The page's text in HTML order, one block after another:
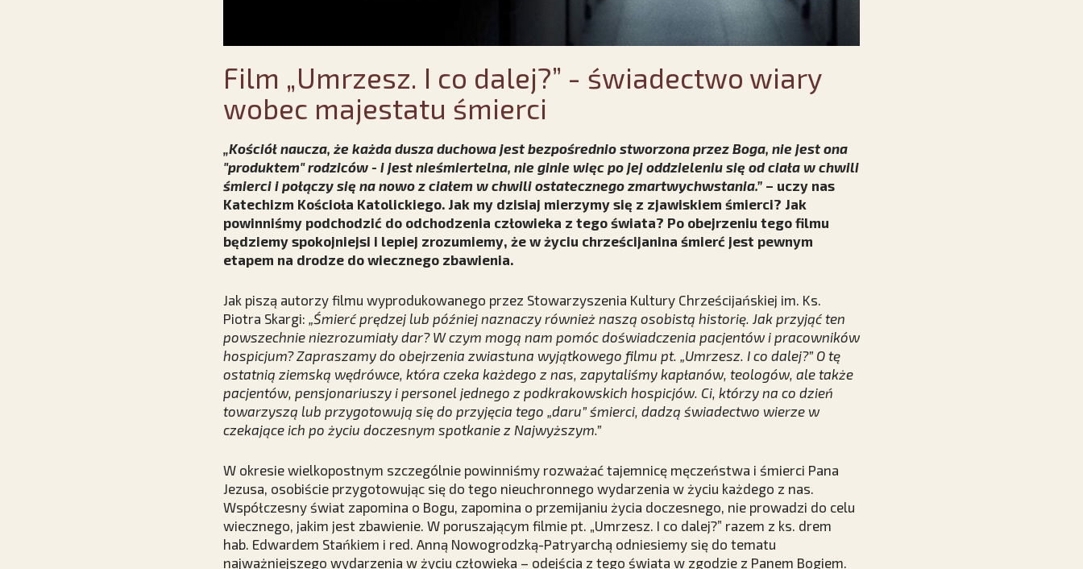
Film „Umrzesz. I co dalej?” - świadectwo wiary
wobec majestatu śmierci
„Kościół naucza, że każda dusza duchowa jest bezpośrednio stworzona przez Boga, nie jest ona
"produktem" rodziców - i jest nieśmiertelna, nie ginie więc po jej oddzieleniu się od ciała w chwili
śmierci i połączy się na nowo z ciałem w chwili ostatecznego zmartwychwstania.” – uczy nas
Katechizm Kościoła Katolickiego. Jak my dzisiaj mierzymy się z zjawiskiem śmierci? Jak
powinniśmy podchodzić do odchodzenia człowieka z tego świata? Po obejrzeniu tego filmu
będziemy spokojniejsi i lepiej zrozumiemy, że w życiu chrześcijanina śmierć jest pewnym
etapem na drodze do wiecznego zbawienia.
Jak piszą autorzy filmu wyprodukowanego przez Stowarzyszenia Kultury Chrześcijańskiej im. Ks.
Piotra Skargi: „Śmierć prędzej lub później naznaczy również naszą osobistą historię. Jak przyjąć ten
powszechnie niezrozumiały dar? W czym mogą nam pomóc doświadczenia pacjentów i pracowników
hospicjum? Zapraszamy do obejrzenia zwiastuna wyjątkowego filmu pt. „Umrzesz. I co dalej?” O tę
ostatnią ziemską wędrówce, która czeka każdego z nas, zapytaliśmy kapłanów, teologów, ale także
pacjentów, pensjonariuszy i personel jednego z podkrakowskich hospicjów. Ci, którzy na co dzień
towarzyszą lub przygotowują się do przyjęcia tego „daru” śmierci, dadzą świadectwo wierze w
czekające ich po życiu doczesnym spotkanie z Najwyższym.”
W okresie wielkopostnym szczególnie powinniśmy rozważać tajemnicę męczeństwa i śmierci Pana
Jezusa, osobiście przygotowując się do tego nieuchronnego wydarzenia w życiu każdego z nas.
Współczesny świat zapomina o Bogu, zapomina o przemijaniu życia doczesnego, nie prowadzi do celu
wiecznego, jakim jest zbawienie. W poruszającym filmie pt. „Umrzesz. I co dalej?” razem z ks. drem
hab. Edwardem Stańkiem i red. Anną Nowogrodzką-Patryarchą odniesiemy się do tematu
najważniejszego wydarzenia w życiu człowieka – odejścia z tego świata w zgodzie z Panem Bogiem.